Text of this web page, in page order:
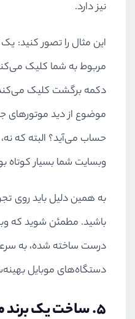
نیز دارد.
این مثال را تصور کنید:
مربوط به شما کلیک
دکمه برگشت کلیک
موضوع از دید
حساب می‌آید؟ البته که
وبسایت شما بسیار کوتاه
به همین دلیل باید روی
باشید. مطمئن شوید که
درست ساخته شده، به
دستگاه‌های موبایل
۵. ساخت یک برند